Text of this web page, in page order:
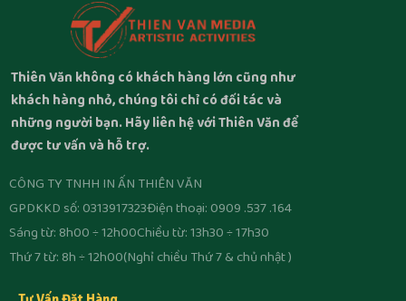
Thiên Văn không có khách hàng lớn cũng như
khách hàng nhỏ, chúng tôi chỉ có đối tác và
những người bạn. Hãy liên hệ với Thiên Văn để
được tư vấn và hỗ trợ.
CÔNG TY TNHH IN ẤN THIÊN VĂN
GPDKKD số: 0313917323Điện thoại: 0909 .537 .164
Sáng từ: 8h00 ÷ 12h00Chiều từ: 13h30 ÷ 17h30
Thứ 7 từ: 8h ÷ 12h00(Nghỉ chiều Thứ 7 & chủ nhật )